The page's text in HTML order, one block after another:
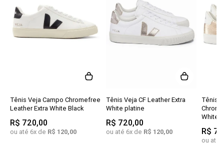
Tênis Veja Campo Chromefree
Leather Extra White Black
R$ 720,00
ou até 6x de R$ 120,00
Tênis Veja CF Leather Extra
White platine
R$ 720,00
ou até 6x de R$ 120,00
Tênis
White
R$
ou até